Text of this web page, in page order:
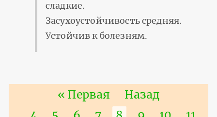
сладкие.
Засухоустойчивость средняя.
Устойчив к болезням.
НумерацияПервая
страница
« Первая
Предыдущая
страница
Назад